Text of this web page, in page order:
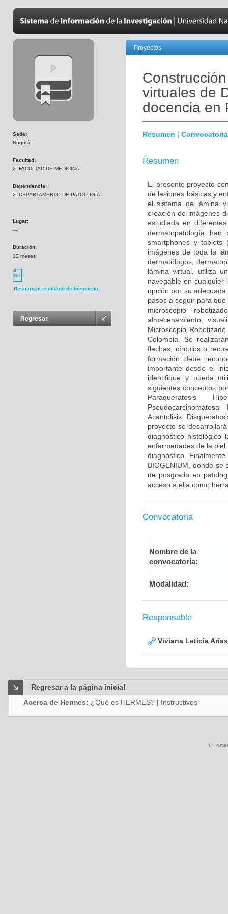
Sede:
Bogotá
Facultad:
2- FACULTAD DE MEDICINA
Dependencia:
2- DEPARTAMENTO DE PATOLOGÍA
Lugar:
---
Duración:
12 meses
Descargar resultado de búsqueda
Regresar
Proyectos
virtuales de
docencia en
Resumen | Convocatoria
Resumen
El presente proyecto
de lesiones básicas y
el sistema de lámina
creación de imágenes
estudiada en
dermatopatología
smartphones y tablets
imágenes de toda la
dermatólogos,
lámina virtual, utiliza
navegable en
opción por su
pasos a seguir para
microscopio
almacenamiento,
Microscopio
Colombia. Se
flechas, círculos o
formación debe
importante desde el
identifique y pueda
siguientes conceptos
Paraqueratosis
Acantolisis
proyecto se
diagnóstico histológico
enfermedades de la
diagnóstico.
BIOGENIUM, donde se
de posgrado en
acceso a ella como
Convocatoria
Nombre de la
convocatoria:
Modalidad:
Responsable
Viviana Leticia
Regresar a la página inicial
Acerca de Hermes: ¿Qué es HERMES? | Instructivos